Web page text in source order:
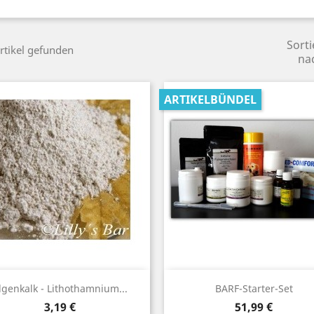
gefunden
- Lithothamnium...
Preis
3,19 €
Vorschau BARF-Starter-Set
Preis
51,99 €
ARTIKELBÜNDEL
Vorschau